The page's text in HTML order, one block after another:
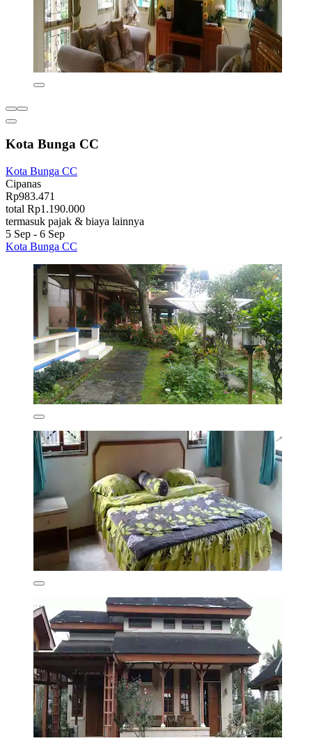
Kota Bunga CC
Kota Bunga CC
Cipanas
Rp983.471
total Rp1.190.000
termasuk pajak & biaya lainnya
5 Sep - 6 Sep
Kota Bunga CC